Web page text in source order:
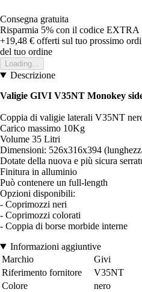
Consegna gratuita
Risparmia 5% con il codice EXTRA
+19,48 € offerti sul tuo prossimo
del tuo ordine
Loading...
Descrizione
Valigie GIVI V35NT Monokey
Coppia di valigie laterali V35NT
Carico massimo 10Kg
Volume 35 Litri
Dimensioni: 526x316x394
Dotate della nuova e più sicura
Finitura in alluminio
Può contenere un full-length
Opzioni disponibili:
- Coprimozzi neri
- Coprimozzi colorati
- Coppia di borse morbide interne
Informazioni aggiuntive
Marchio
Givi
Riferimento fornitore
V35NT
Colore
nero